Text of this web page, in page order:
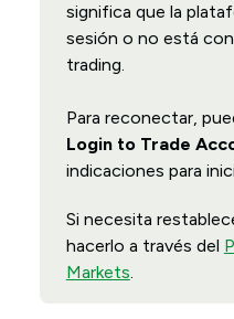
significa que la
sesión o no está
trading.
Para reconectar,
Login to Trade
indicaciones para
Si necesita
hacerlo a través del
Markets.